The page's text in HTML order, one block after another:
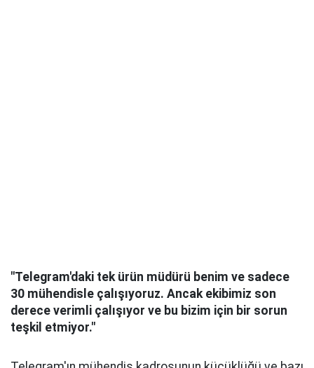
"Telegram'daki tek ürün müdürü benim ve sadece
30 mühendisle çalışıyoruz. Ancak ekibimiz son
derece verimli çalışıyor ve bu bizim için bir sorun
teşkil etmiyor."